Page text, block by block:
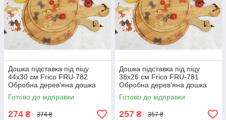
Дошка підставка під піцу
44х30 см Frico FRU-782
Обробна дерев'яна дошка
Бамбук
Готово до відправки
274 ₴ 374 ₴
Дошка підставка під піцу
38х26 см Frico FRU-781
Обробна дерев'яна дошка
Бамбук
Готово до відправки
257 ₴ 357 ₴